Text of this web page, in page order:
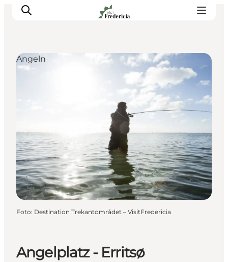
Erlebnisse und Kultur
Unterkünfte
Reise planen
Book Führung
Angelplatz - Erritsø
Angeln
Foto: Destination Trekantområdet – VisitFredericia